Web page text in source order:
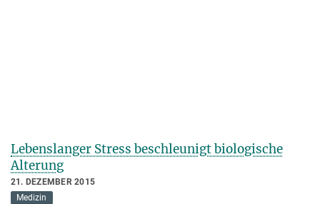
Lebenslanger Stress beschleunigt biologische
Alterung
21. DEZEMBER 2015
Medizin